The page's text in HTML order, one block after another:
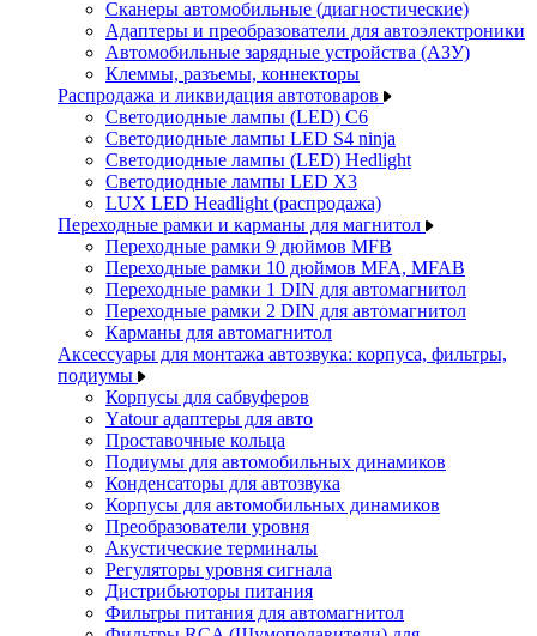
Сканеры автомобильные (диагностические)
Адаптеры и преобразователи для автоэлектроники
Автомобильные зарядные устройства (АЗУ)
Клеммы, разъемы, коннекторы
Распродажа и ликвидация автотоваров
Светодиодные лампы (LED) C6
Светодиодные лампы LED S4 ninja
Светодиодные лампы (LED) Hedlight
Светодиодные лампы LED X3
LUX LED Headlight (распродажа)
Переходные рамки и карманы для магнитол
Переходные рамки 9 дюймов MFB
Переходные рамки 10 дюймов MFA, MFAB
Переходные рамки 1 DIN для автомагнитол
Переходные рамки 2 DIN для автомагнитол
Карманы для автомагнитол
Аксессуары для монтажа автозвука: корпуса, фильтры,
подиумы
Корпусы для сабвуферов
Yаtour адаптеры для авто
Проставочные кольца
Подиумы для автомобильных динамиков
Конденсаторы для автозвука
Корпусы для автомобильных динамиков
Преобразователи уровня
Акустические терминалы
Регуляторы уровня сигнала
Дистрибьюторы питания
Фильтры питания для автомагнитол